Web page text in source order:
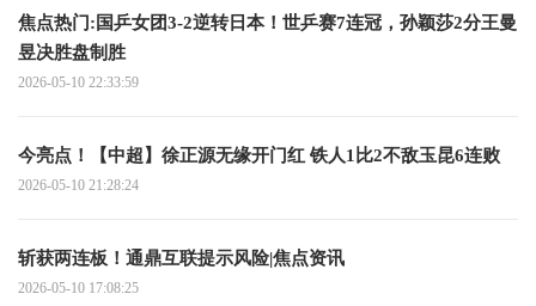
焦点热门:国乒女团3-2逆转日本！世乒赛7连冠，孙颖莎2分王曼
昱决胜盘制胜
2026-05-10 22:33:59
今亮点！【中超】徐正源无缘开门红 铁人1比2不敌玉昆6连败
2026-05-10 21:28:24
斩获两连板！通鼎互联提示风险|焦点资讯
2026-05-10 17:08:25